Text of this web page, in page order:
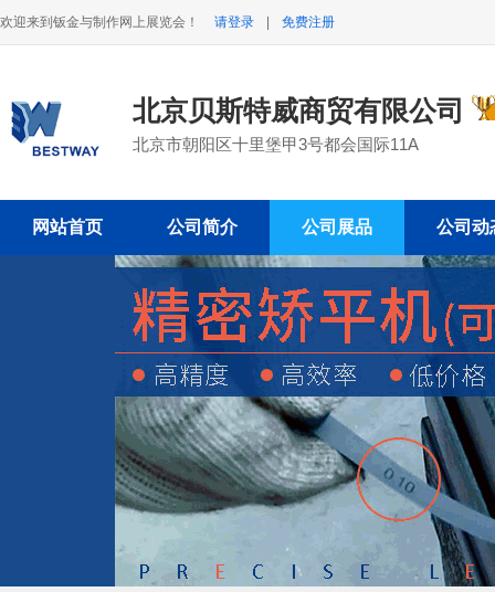
欢迎来到钣金与制作网上展览会！ 请登录 免费注册
北京贝斯特威商贸有限公司
北京市朝阳区十里堡甲3号都会国际11A
网站首页 公司简介 公司展品 公司动